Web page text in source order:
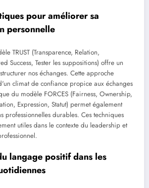
pour améliorer sa
personnelle
TRUST (Transparence, Relation,
Success, Tester les suppositions) offre un
nos échanges. Cette approche
climat de confiance propice aux échanges
du modèle FORCES (Fairness, Ownership,
Expression, Statut) permet également
professionnelles durables. Ces techniques
utiles dans le contexte du leadership et
langage positif dans les